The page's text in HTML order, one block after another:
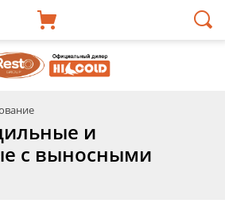
и
с выносными